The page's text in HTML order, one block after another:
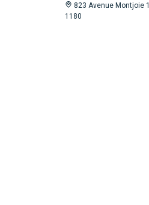
823 Avenue Montjoie 1
1180